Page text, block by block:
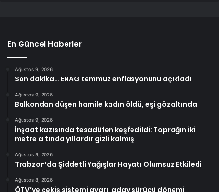
En Güncel Haberler
Ağustos 9, 2026
Son dakika… ENAG temmuz enflasyonunu açıkladı
Ağustos 9, 2026
Balkondan düşen hamile kadın öldü, eşi gözaltında
Ağustos 9, 2026
İnşaat kazısında tesadüfen keşfedildi: Toprağın iki
metre altında yıllardır gizli kalmış
Ağustos 9, 2026
Trabzon’da Şiddetli Yağışlar Hayatı Olumsuz Etkiledi
Ağustos 8, 2026
ÖTV’ye çekiş sistemi ayarı, aday sürücü dönemi